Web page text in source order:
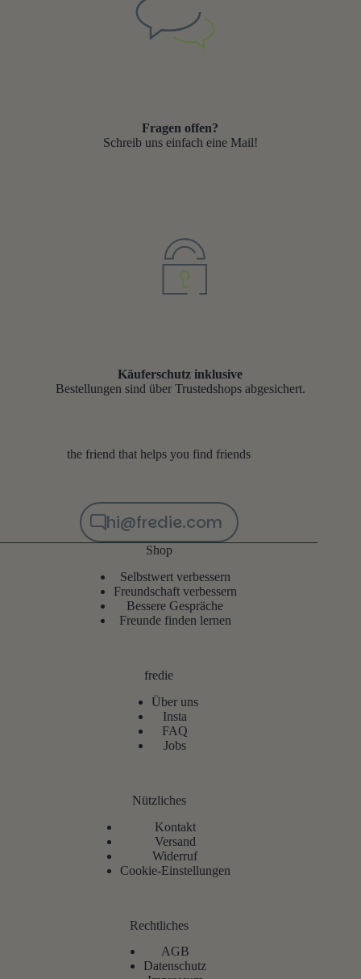
Fragen offen?
Schreib uns einfach eine Mail!
Käuferschutz inklusive
Bestellungen sind über Trustedshops abgesichert.
the friend that helps you find friends
hi@fredie.com
Shop
Selbstwert verbessern
Freundschaft verbessern
Bessere Gespräche
Freunde finden lernen
fredie
Über uns
Insta
FAQ
Jobs
Nützliches
Kontakt
Versand
Widerruf
Cookie-Einstellungen
Rechtliches
AGB
Datenschutz